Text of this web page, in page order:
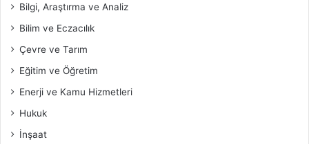
Bilgi, Araştırma ve Analiz
Bilim ve Eczacılık
Çevre ve Tarım
Eğitim ve Öğretim
Enerji ve Kamu Hizmetleri
Hukuk
İnşaat